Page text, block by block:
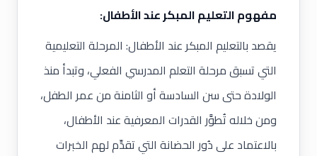
مفهوم التعليم المبكر عند الأطفال:
يقصد بالتعليم المبكر عند الأطفال: المرحلة التعليمية
التي تسبق مرحلة التعلم المدرسي الفعلي، وتبدأ منذ
الولادة حتى سن السادسة أو الثامنة من عمر الطفل،
ومن خلاله تُطوَّر القدرات المعرفية عند الأطفال،
بالاعتماد على دُور الحضانة التي تقدِّم لهم الخبرات